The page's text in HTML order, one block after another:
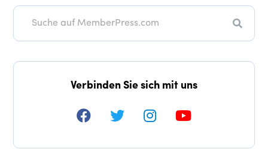
Suche
Verbinden Sie sich mit uns